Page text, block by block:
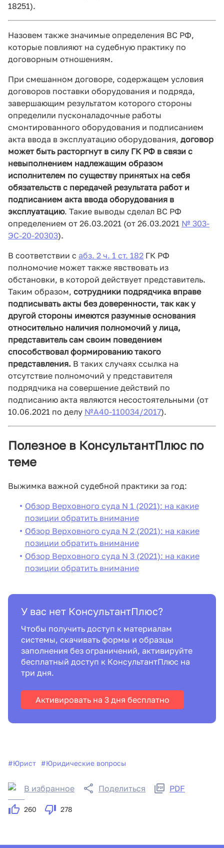
18251).
Назовем также значимые определения ВС РФ,
которые повлияют на судебную практику по
договорным отношениям.
При смешанном договоре, содержащем условия
договоров поставки оборудования и подряда,
завершающим результатом которого стороны
определили пусконаладочные работы
смонтированного оборудования и подписанием
акта ввода в эксплуатацию оборудования, договор
может быть расторгнут в силу ГК РФ в связи с
невыполнением надлежащим образом
исполнителем по существу принятых на себя
обязательств с передачей результата работ и
подписанием акта ввода оборудования в
эксплуатацию. Такие выводы сделал ВС РФ
определением от 26.03.2021 (от 26.03.2021 № 303-
ЭС-20-20303).
В соответствии с абз. 2 ч. 1 ст. 182 ГК РФ
полномочие может также явствовать из
обстановки, в которой действует представитель.
Таким образом, сотрудники подрядчика вправе
подписывать акты без доверенности, так как у
другой стороны имеются разумные основания
относительно наличия полномочий у лица,
представитель сам своим поведением
способствовал формированию такого
представления. В таких случаях ссылка на
отсутствие полномочий у представителя
подрядчика на совершение действий по
подписанию акта являются несостоятельными (от
10.06.2021 по делу №А40-110034/2017).
Полезное в КонсультантПлюс по
теме
Выжимка важной судебной практики за год:
Обзор Верховного суда N 1 (2021): на какие
позиции обратить внимание
Обзор Верховного суда N 2 (2021): на какие
позиции обратить внимание
Обзор Верховного суда N 3 (2021): на какие
позиции обратить внимание
У вас нет КонсультантПлюс?
Чтобы получить доступ к материалам
системы, скачивать формы и образцы
заполнения без ограничений, активируйте
бесплатный доступ к КонсультантПлюс на
три дня.
Активировать на 3 дня бесплатно
#Юрист #Юридические вопросы
В избранное Поделиться PDF
260 278